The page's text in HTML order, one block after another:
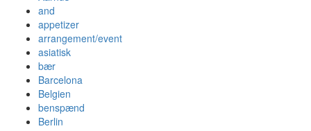
and
appetizer
arrangement/event
asiatisk
bær
Barcelona
Belgien
benspænd
Berlin